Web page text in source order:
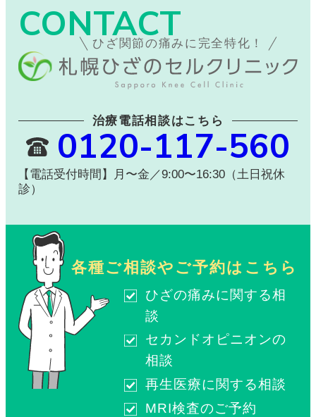
CONTACT
ひざ関節の痛みに完全特化！
治療電話相談はこちら
0120-117-560
【電話受付時間】月〜金／9:00〜16:30（土日祝休
診）
各種ご相談やご予約はこちら
ひざの痛みに関する相
談
セカンドオピニオンの
相談
再生医療に関する相談
MRI検査のご予約